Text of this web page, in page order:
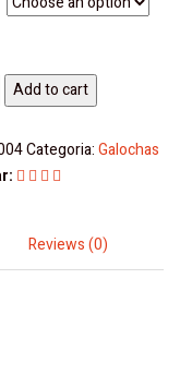
Add to cart
Categoria: Galochas
Reviews (0)